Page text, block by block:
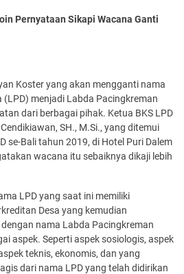
Pernyataan Sikapi Wacana Ganti
Koster yang akan mengganti nama
(LPD) menjadi Labda Pacingkreman
dari berbagai pihak. Ketua BKS LPD
SH., M.Si., yang ditemui
se-Bali tahun 2019, di Hotel Puri Dalem
wacana itu sebaiknya dikaji lebih
LPD yang saat ini memiliki
Desa yang kemudian
nama Labda Pacingkreman
aspek. Seperti aspek sosiologis, aspek
teknis, ekonomis, dan yang
dari nama LPD yang telah didirikan